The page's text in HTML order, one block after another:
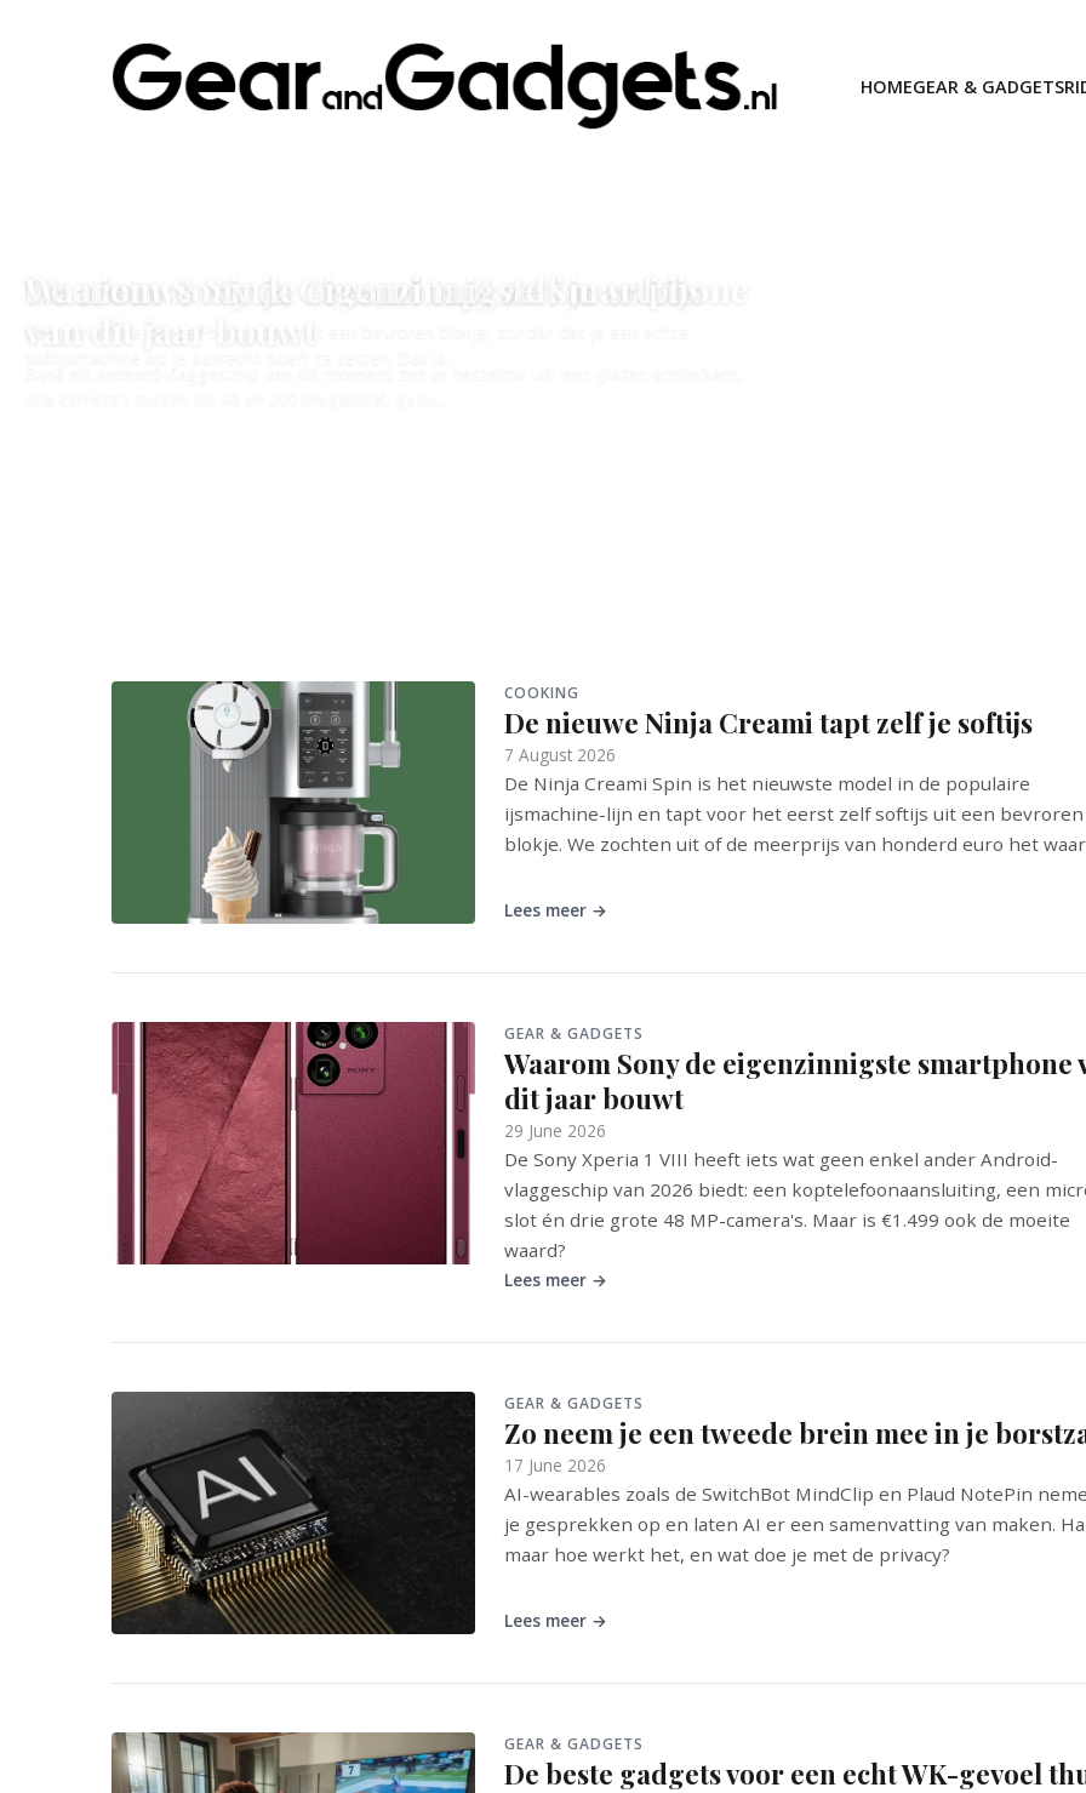
HOMEGEAR & GADGETS
Waarom Sony de eigenzinnigste smartphone
van dit jaar bouwt
COOKING
De nieuwe Ninja Creami tapt zelf je softijs
7 August 2026
De Ninja Creami Spin is het nieuwste model in de populaire
ijsmachine-lijn en tapt voor het eerst zelf softijs uit een bevroren
blokje. We zochten uit of de meerprijs van honderd euro het
Lees meer →
GEAR & GADGETS
Waarom Sony de eigenzinnigste smartphone
dit jaar bouwt
29 June 2026
De Sony Xperia 1 VIII heeft iets wat geen enkel ander Android-
vlaggeschip van 2026 biedt: een koptelefoonaansluiting, een
slot én drie grote 48 MP-camera's. Maar is €1.499 ook de moeite
waard?
Lees meer →
GEAR & GADGETS
Zo neem je een tweede brein mee in je
17 June 2026
AI-wearables zoals de SwitchBot MindClip en Plaud NotePin
je gesprekken op en laten AI er een samenvatting van maken.
maar hoe werkt het, en wat doe je met de privacy?
Lees meer →
GEAR & GADGETS
De beste gadgets voor een echt WK-gevoel